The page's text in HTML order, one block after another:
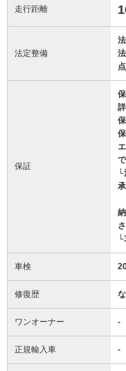
走行距離
法定整備
保証
└
車検
修復歴
ワンオーナー -
正規輸入車 -